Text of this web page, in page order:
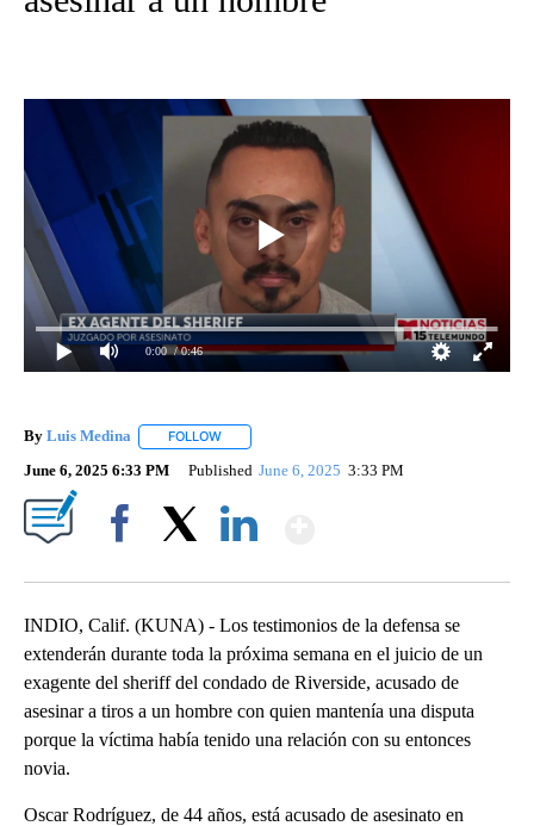
0:00 / 0:46
By Luis Medina FOLLOW
June 6, 2025 6:33 PM Published June 6, 2025 3:33 PM
INDIO, Calif. (KUNA) - Los testimonios de la defensa se
extenderán durante toda la próxima semana en el juicio de un
exagente del sheriff del condado de Riverside, acusado de
asesinar a tiros a un hombre con quien mantenía una disputa
porque la víctima había tenido una relación con su entonces
novia.
Oscar Rodríguez, de 44 años, está acusado de asesinato en